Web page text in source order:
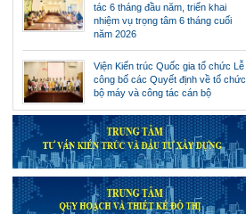
tác 6 tháng đầu năm, triển khai
nhiệm vụ trọng tâm 6 tháng cuối
năm 2026
Viện Kiến trúc Quốc gia tổ chức Lễ
công bố các Quyết định về tổ chức
bộ máy và công tác cán bộ